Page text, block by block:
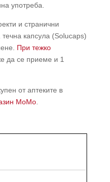
употреба.
и странични
капсула (Solucaps)
При тежко
да се приеме и 1
от аптеките в
МоМо.